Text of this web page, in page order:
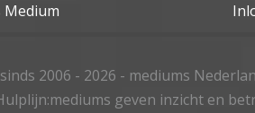
Medium
2006 - 2026 - mediums
geven inzicht en